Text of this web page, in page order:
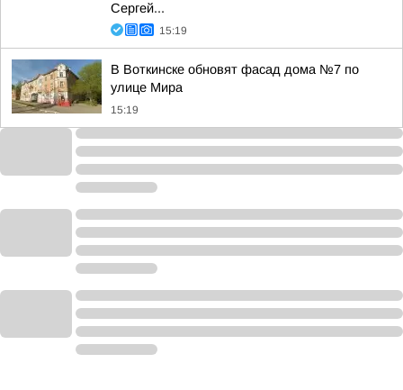
Сергей...
15:19
В Воткинске обновят фасад дома №7 по
улице Мира
15:19